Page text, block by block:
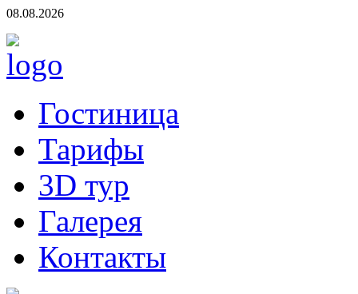
08.08.2026
Гостиница
Тарифы
3D тур
Галерея
Контакты